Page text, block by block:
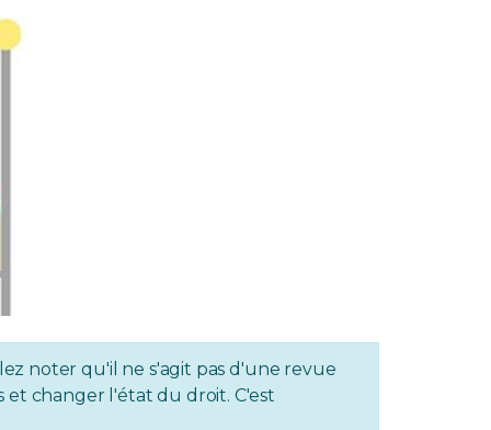
noter qu'il ne s'agit pas d'une revue
changer l'état du droit. C'est